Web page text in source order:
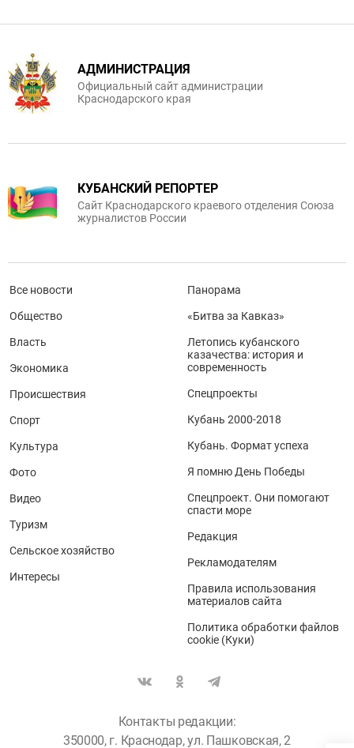
АДМИНИСТРАЦИЯ
Официальный сайт администрации
Краснодарского края
КУБАНСКИЙ РЕПОРТЕР
Сайт Краснодарского краевого отделения Союза
журналистов России
Все новости
Общество
Власть
Экономика
Происшествия
Спорт
Культура
Фото
Видео
Туризм
Сельское хозяйство
Интересы
Панорама
«Битва за Кавказ»
Летопись кубанского
казачества: история и
современность
Спецпроекты
Кубань 2000-2018
Кубань. Формат успеха
Я помню День Победы
Спецпроект. Они помогают
спасти море
Редакция
Рекламодателям
Правила использования
материалов сайта
Политика обработки файлов
cookie (Куки)
Контакты редакции:
350000, г. Краснодар, ул. Пашковская, 2